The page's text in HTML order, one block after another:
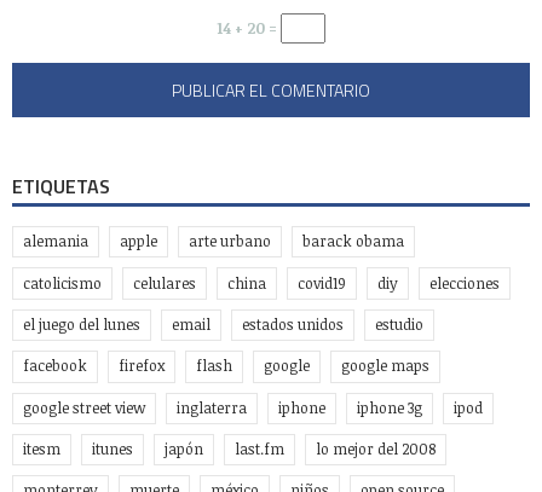
14 + 20 =
ETIQUETAS
alemania apple arte urbano barack obama
catolicismo celulares china covid19 diy elecciones
el juego del lunes email estados unidos estudio
facebook firefox flash google google maps
google street view inglaterra iphone iphone 3g ipod
itesm itunes japón last.fm lo mejor del 2008